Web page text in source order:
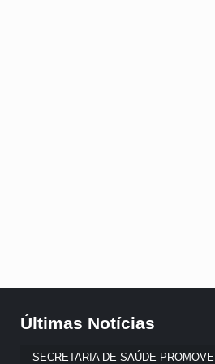
Últimas Notícias
SECRETARIA DE SAÚDE PROMOVE